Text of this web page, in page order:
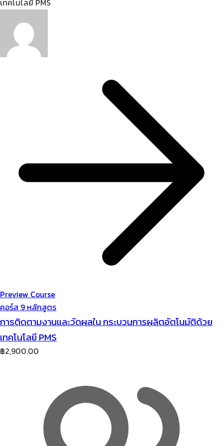
Preview Course
คอร์ส 9 หลักสูตร
การติดตามงานและวัดผลใน กระบวนการผลิตอัตโนมัติด้วย
เทคโนโลยี PMS
฿2,900.00